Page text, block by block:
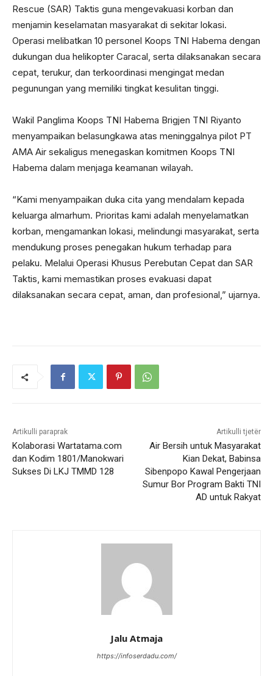
Rescue (SAR) Taktis guna mengevakuasi korban dan
menjamin keselamatan masyarakat di sekitar lokasi.
Operasi melibatkan 10 personel Koops TNI Habema dengan
dukungan dua helikopter Caracal, serta dilaksanakan secara
cepat, terukur, dan terkoordinasi mengingat medan
pegunungan yang memiliki tingkat kesulitan tinggi.
Wakil Panglima Koops TNI Habema Brigjen TNI Riyanto
menyampaikan belasungkawa atas meninggalnya pilot PT
AMA Air sekaligus menegaskan komitmen Koops TNI
Habema dalam menjaga keamanan wilayah.
“Kami menyampaikan duka cita yang mendalam kepada
keluarga almarhum. Prioritas kami adalah menyelamatkan
korban, mengamankan lokasi, melindungi masyarakat, serta
mendukung proses penegakan hukum terhadap para
pelaku. Melalui Operasi Khusus Perebutan Cepat dan SAR
Taktis, kami memastikan proses evakuasi dapat
dilaksanakan secara cepat, aman, dan profesional,” ujarnya.
Artikulli paraprak
Kolaborasi Wartatama.com
dan Kodim 1801/Manokwari
Sukses Di LKJ TMMD 128
Artikulli tjetër
Air Bersih untuk Masyarakat
Kian Dekat, Babinsa
Sibenpopo Kawal Pengerjaan
Sumur Bor Program Bakti TNI
AD untuk Rakyat
Jalu Atmaja
https://infoserdadu.com/